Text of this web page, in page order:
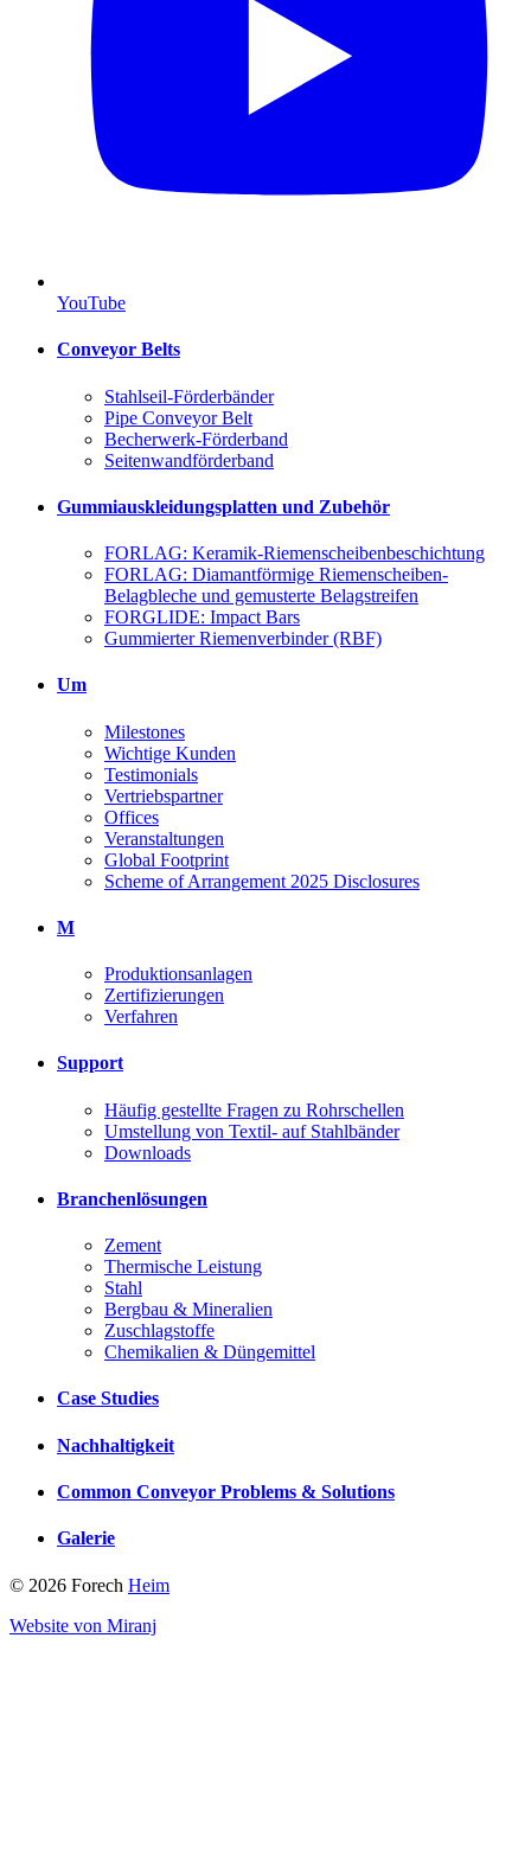
YouTube
Conveyor Belts
Stahlseil-Förderbänder
Pipe Conveyor Belt
Becherwerk-Förderband
Seitenwandförderband
Gummiauskleidungsplatten und Zubehör
FORLAG: Keramik-Riemenscheibenbeschichtung
FORLAG: Diamantförmige Riemenscheiben-
Belagbleche und gemusterte Belagstreifen
FORGLIDE: Impact Bars
Gummierter Riemenverbinder (RBF)
Um
Milestones
Wichtige Kunden
Testimonials
Vertriebspartner
Offices
Veranstaltungen
Global Footprint
Scheme of Arrangement 2025 Disclosures
M
Produktionsanlagen
Zertifizierungen
Verfahren
Support
Häufig gestellte Fragen zu Rohrschellen
Umstellung von Textil- auf Stahlbänder
Downloads
Branchenlösungen
Zement
Thermische Leistung
Stahl
Bergbau & Mineralien
Zuschlagstoffe
Chemikalien & Düngemittel
Case Studies
Nachhaltigkeit
Common Conveyor Problems & Solutions
Galerie
© 2026 Forech Heim
Website von Miranj